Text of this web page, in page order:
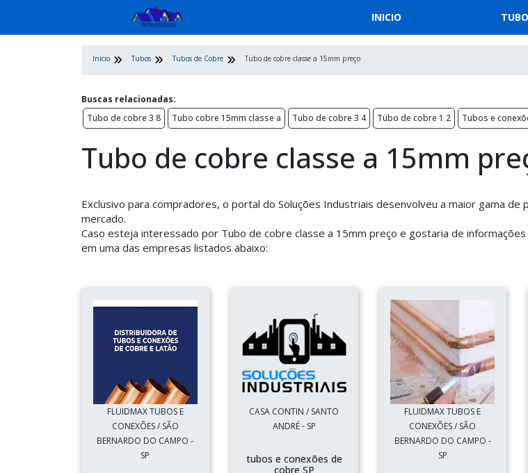
INICIO
Início Tubos Tubos de Cobre Tubo de cobre classe a 15mm preço
Buscas relacionadas:
Tubo de cobre 3 8
Tubo cobre 15mm classe a Tubo de cobre 3 4 Tubo de cobre 1 2 Tubos e
Tubo de cobre classe a 15mm
Exclusivo para compradores, o portal do Soluções Industriais desenvolveu a maior gama de
mercado.
Caso esteja interessado por Tubo de cobre classe a 15mm preço e gostaria de
em uma das empresas listados abaixo:
FLUIDMAX TUBOS E
CONEXÕES / SÃO
BERNARDO DO CAMPO -
SP
CASA CONTIN / SANTO
ANDRÉ - SP
tubos e conexões de
cobre SP
FLUIDMAX TUBOS E
CONEXÕES / SÃO
BERNARDO DO CAMPO -
SP